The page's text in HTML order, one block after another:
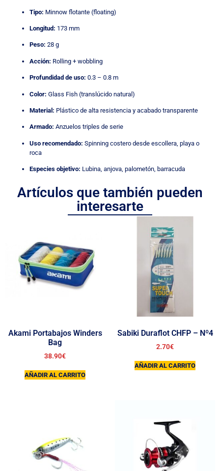
Tipo: Minnow flotante (floating)
Longitud: 173 mm
Peso: 28 g
Acción: Rolling + wobbling
Profundidad de uso: 0.3 – 0.8 m
Color: Glass Fish (translúcido natural)
Material: Plástico de alta resistencia y acabado transparente
Armado: Anzuelos triples de serie
Uso recomendado: Spinning costero desde escollera, playa o
roca
Especies objetivo: Lubina, anjova, palometón, barracuda
Artículos que también pueden
interesarte
Akami Portabajos Winders
Bag
38.90€
AÑADIR AL CARRITO
Sabiki Duraflot CHFP – Nº4
2.70€
AÑADIR AL CARRITO